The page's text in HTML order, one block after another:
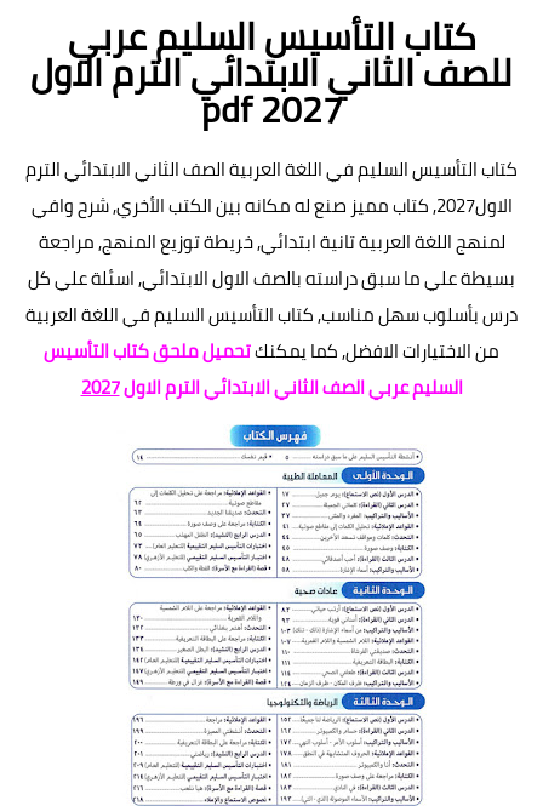
كتاب التأسيس السليم عربي
للصف الثاني الابتدائي الترم الاول
pdf 2027
كتاب التأسيس السليم في اللغة العربية الصف الثاني الابتدائي الترم
الاول2027, كتاب مميز صنع له مكانه بين الكتب الأخري, شرح وافي
لمنهج اللغة العربية تانية ابتدائي, خريطة توزيع المنهج, مراجعة
بسيطة علي ما سبق دراسته بالصف الاول الابتدائي, اسئلة علي كل
درس بأسلوب سهل مناسب, كتاب التأسيس السليم في اللغة العربية
من الاختيارات الافضل, كما يمكنكتحميل ملحق كتاب التأسيس
السليم عربي الصف الثاني الابتدائي الترم الاول2027